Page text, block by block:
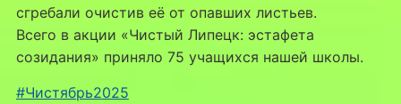
сгребали очистив её от опавших листьев.
Всего в акции «Чистый Липецк: эстафета
созидания» приняло 75 учащихся нашей школы.
#Чистябрь2025